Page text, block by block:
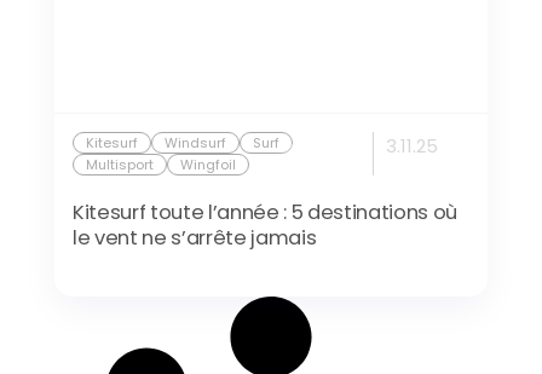
Kitesurf Windsurf
Surf
Multisport
Wingfoil
3.11.25
Kitesurf toute l’année : 5 destinations où
le vent ne s’arrête jamais